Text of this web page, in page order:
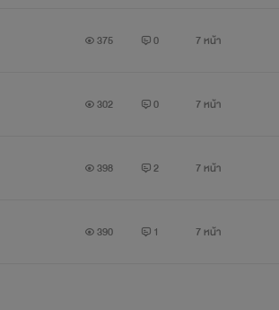
375 0 7 หน้า
302 0 7 หน้า
398 2 7 หน้า
390 1 7 หน้า